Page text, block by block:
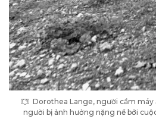
Dorothea Lange, người cầm
người bị ảnh hưởng nặng nề bởi